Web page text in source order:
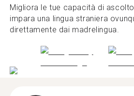
Migliora le tue capacità di
impara una lingua straniera
direttamente dai madrelingua.